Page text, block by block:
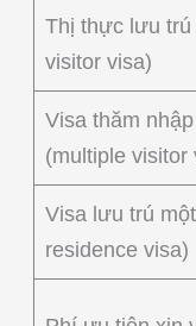
Thị thực lưu trú
visitor visa)
Visa thăm
(multiple visitor
Visa lưu trú
residence visa)